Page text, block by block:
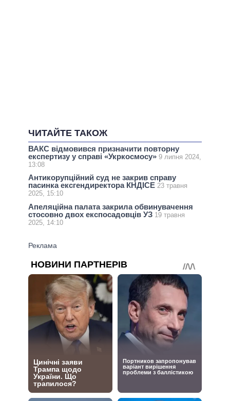
ЧИТАЙТЕ ТАКОЖ
ВАКС відмовився призначити повторну
експертизу у справі «Укркосмосу» 9 липня 2024,
13:08
Антикорупційний суд не закрив справу
пасинка ексгендиректора КНДІСЕ 23 травня
2025, 15:10
Апеляційна палата закрила обвинувачення
стосовно двох експосадовців УЗ 19 травня
2025, 14:10